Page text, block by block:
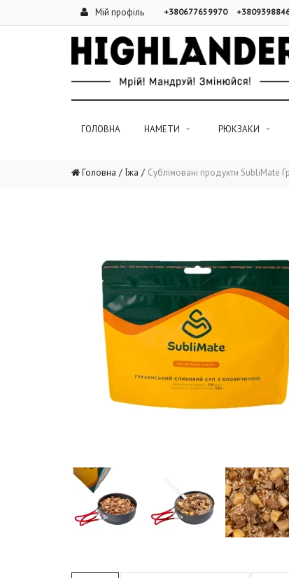
Мій профіль +380677659970
ГОЛОВНА НАМЕТИ РЮКЗАКИ
Головна Їжа Сублімовані продукти SubliMate